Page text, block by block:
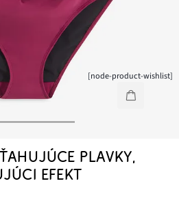
[node-product-wishlist]
PLAVKY,
EFEKT